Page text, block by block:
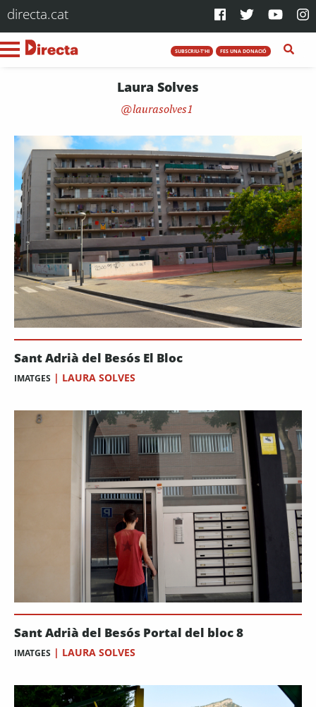
directa.cat
SUBSCRIU-T'HI FES UNA DONACIÓ
Laura Solves
laurasolves1
Sant Adrià del Besós El Bloc
IMATGES | LAURA SOLVES
Sant Adrià del Besós Portal del bloc 8
IMATGES | LAURA SOLVES